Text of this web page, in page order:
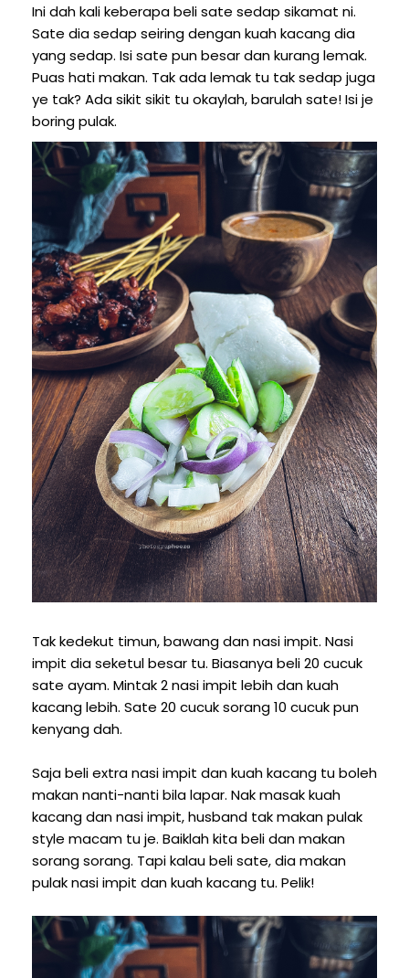
Ini dah kali keberapa beli sate sedap sikamat ni.
Sate dia sedap seiring dengan kuah kacang dia
yang sedap. Isi sate pun besar dan kurang lemak.
Puas hati makan. Tak ada lemak tu tak sedap juga
ye tak? Ada sikit sikit tu okaylah, barulah sate! Isi je
boring pulak.
Tak kedekut timun, bawang dan nasi impit. Nasi
impit dia seketul besar tu. Biasanya beli 20 cucuk
sate ayam. Mintak 2 nasi impit lebih dan kuah
kacang lebih. Sate 20 cucuk sorang 10 cucuk pun
kenyang dah.
Saja beli extra nasi impit dan kuah kacang tu boleh
makan nanti-nanti bila lapar. Nak masak kuah
kacang dan nasi impit, husband tak makan pulak
style macam tu je. Baiklah kita beli dan makan
sorang sorang. Tapi kalau beli sate, dia makan
pulak nasi impit dan kuah kacang tu. Pelik!